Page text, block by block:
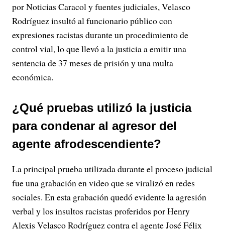
por Noticias Caracol y fuentes judiciales, Velasco
Rodríguez insultó al funcionario público con
expresiones racistas durante un procedimiento de
control vial, lo que llevó a la justicia a emitir una
sentencia de 37 meses de prisión y una multa
económica.
¿Qué pruebas utilizó la justicia
para condenar al agresor del
agente afrodescendiente?
La principal prueba utilizada durante el proceso judicial
fue una grabación en video que se viralizó en redes
sociales. En esta grabación quedó evidente la agresión
verbal y los insultos racistas proferidos por Henry
Alexis Velasco Rodríguez contra el agente José Félix